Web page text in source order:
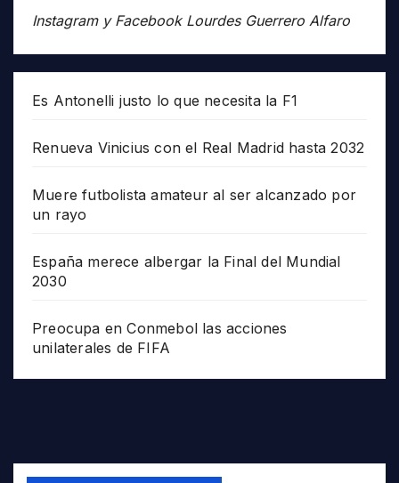
Instagram y Facebook Lourdes Guerrero Alfaro
Es Antonelli justo lo que necesita la F1
Renueva Vinicius con el Real Madrid hasta 2032
Muere futbolista amateur al ser alcanzado por
un rayo
España merece albergar la Final del Mundial
2030
Preocupa en Conmebol las acciones
unilaterales de FIFA